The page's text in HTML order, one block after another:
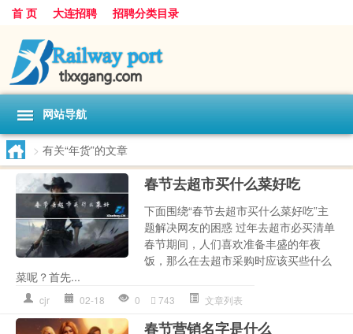
首 页 大连招聘 招聘分类目录
网站导航
> 有关“年货”的文章
春节去超市买什么菜好吃
下面围绕“春节去超市买什么菜好吃”主
题解决网友的困惑 过年去超市必买清单
春节期间，人们喜欢准备丰盛的年夜
饭，那么在去超市采购时应该买些什么
菜呢？首先...
cjr 02-18 0 743 文章列表
春节营销名字是什么